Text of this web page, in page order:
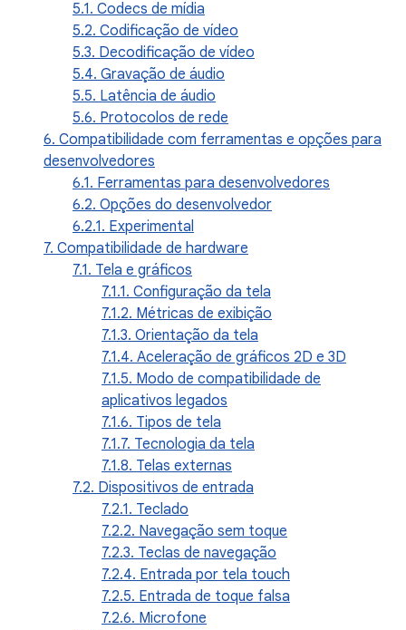
5.1. Codecs de mídia
5.2. Codificação de vídeo
5.3. Decodificação de vídeo
5.4. Gravação de áudio
5.5. Latência de áudio
5.6. Protocolos de rede
6. Compatibilidade com ferramentas e opções para
desenvolvedores
6.1. Ferramentas para desenvolvedores
6.2. Opções do desenvolvedor
6.2.1. Experimental
7. Compatibilidade de hardware
7.1. Tela e gráficos
7.1.1. Configuração da tela
7.1.2. Métricas de exibição
7.1.3. Orientação da tela
7.1.4. Aceleração de gráficos 2D e 3D
7.1.5. Modo de compatibilidade de
aplicativos legados
7.1.6. Tipos de tela
7.1.7. Tecnologia da tela
7.1.8. Telas externas
7.2. Dispositivos de entrada
7.2.1. Teclado
7.2.2. Navegação sem toque
7.2.3. Teclas de navegação
7.2.4. Entrada por tela touch
7.2.5. Entrada de toque falsa
7.2.6. Microfone